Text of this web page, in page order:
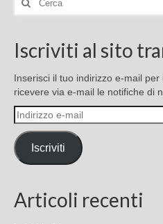
Iscriviti al sito
Inserisci il tuo indirizzo e-mail
ricevere via e-mail le notifiche di
Indirizzo
e-
mail
Iscriviti
Articoli recenti